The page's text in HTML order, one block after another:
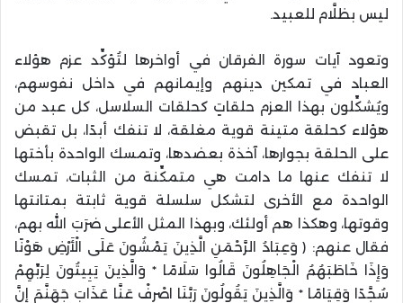
ليس بظلَّام للعبيد.
وتعود آيات سورة الفرقان في أواخرها لتُؤكِّد عزم هؤلاء
العباد في تمكين دينهم وإيمانهم في داخل نفوسهم،
ويُشكِّلون بهذا العزم حلقاتٍ كحلقات السلاسل، كل عبد من
هؤلاء كحلقة متينة قوية مغلقة، لا تنفك أبدًا، بل تقبض
على الحلقة بجوارها، آخذة بعضدها، وتمسك الواحدة بأختها
لا تنفك عنها ما دامت هي متمكِّنة من الثبات، تمسك
الواحدة مع الأخرى لتشكل سلسلة قوية ثابتة بمتانتها
وقوتها، وهكذا هم أولئك، وبهذا المثل الأعلى ضرَبَ الله بهم،
فقال عنهم: ﴿ وَعِبَادُ الرَّحْمَنِ الَّذِينَ يَمْشُونَ عَلَى الْأَرْضِ هَوْنًا
وَإِذَا خَاطَبَهُمُ الْجَاهِلُونَ قَالُوا سَلَامًا * وَالَّذِينَ يَبِيتُونَ لِرَبِّهِمْ
سُجَّدًا وَقِيَامًا * وَالَّذِينَ يَقُولُونَ رَبَّنَا اصْرِفْ عَنَّا عَذَابَ جَهَنَّمَ إِنَّ